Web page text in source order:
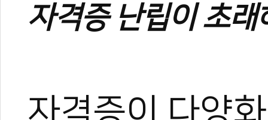
자격증 난립이 초
자격증이 다양
0